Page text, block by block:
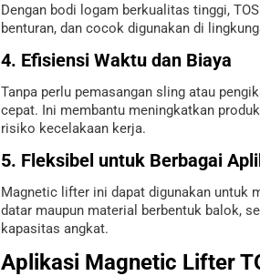
Dengan bodi logam berkualitas tinggi,
benturan, dan cocok digunakan di
4. Efisiensi Waktu dan Biaya
Tanpa perlu pemasangan sling atau
cepat. Ini membantu meningkatkan
risiko kecelakaan kerja.
5. Fleksibel untuk Berbagai
Magnetic lifter ini dapat digunakan untuk
datar maupun material berbentuk balok,
kapasitas angkat.
Aplikasi Magnetic Lifter